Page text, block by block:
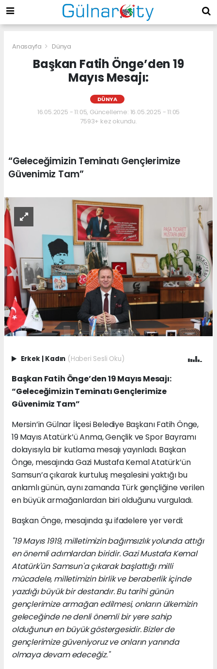
Anasayfa Dünya
Başkan Fatih Önge’den 19
Mayıs Mesajı:
DÜNYA
16.05.2025 - 11:05, Güncelleme: 16.05.2025 - 11:05
7593+ kez okundu.
“Geleceğimizin Teminatı Gençlerimize
Güvenimiz Tam”
Erkek Kadın (Haberi Sesli Oku)
Başkan Fatih Önge’den 19 Mayıs Mesajı:
“Geleceğimizin Teminatı Gençlerimize
Güvenimiz Tam”
Mersin’in Gülnar İlçesi Belediye Başkanı Fatih Önge,
19 Mayıs Atatürk’ü Anma, Gençlik ve Spor Bayramı
dolayısıyla bir kutlama mesajı yayınladı. Başkan
Önge, mesajında Gazi Mustafa Kemal Atatürk’ün
Samsun’a çıkarak kurtuluş meşalesini yaktığı bu
anlamlı günün, aynı zamanda Türk gençliğine verilen
en büyük armağanlardan biri olduğunu vurguladı.
Başkan Önge, mesajında şu ifadelere yer verdi:
"19 Mayıs 1919, milletimizin bağımsızlık yolunda attığı
en önemli adımlardan biridir. Gazi Mustafa Kemal
Atatürk'ün Samsun'a çıkarak başlattığı milli
mücadele, milletimizin birlik ve beraberlik içinde
yazdığı büyük bir destandır. Bu tarihi günün
gençlerimize armağan edilmesi, onların ülkemizin
geleceğinde ne denli önemli bir yere sahip
olduğunun en büyük göstergesidir. Bizler de
gençlerimize güveniyoruz ve onların yanında
olmaya devam edeceğiz."